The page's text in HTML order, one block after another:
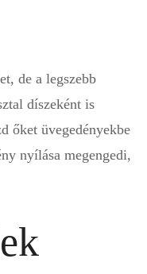
de a legszebb
díszeként is
őket üvegedényekbe
nyílása megengedi,